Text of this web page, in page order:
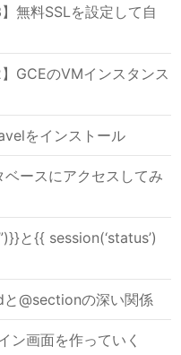
無料SSLを設定して自
GCEのVMインスタンス
をインストール
ースにアクセスしてみ
と{{ session(‘status’)
@sectionの深い関係
画面を作っていく